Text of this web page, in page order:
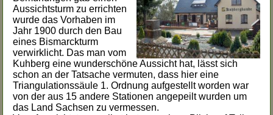
Aussichtsturm zu errichten
wurde das Vorhaben im
Jahr 1900 durch den Bau
eines Bismarckturm
verwirklicht. Das man vom
Kuhberg eine wunderschöne Aussicht hat, lässt sich
schon an der Tatsache vermuten, dass hier eine
Triangulationssäule 1. Ordnung aufgestellt worden war
von der aus 15 andere Stationen angepeilt wurden um
das Land Sachsen zu vermessen.